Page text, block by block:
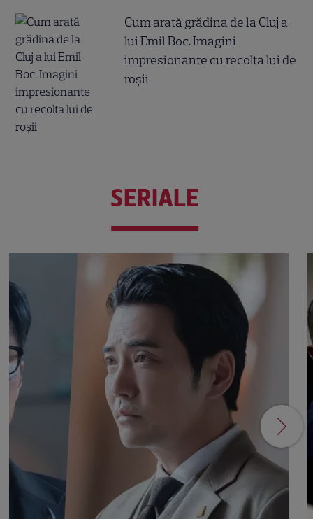
Cum arată grădina de la Cluj a
lui Emil Boc. Imagini
impresionante cu recolta lui de
roșii
SERIALE